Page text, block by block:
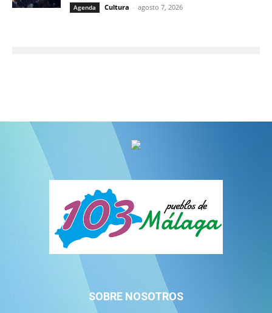
Agenda Cultura - agosto 7, 2026
SOBRE NOSOTROS